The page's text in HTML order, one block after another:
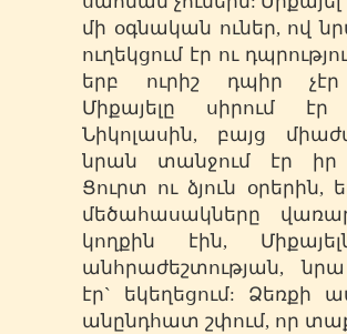
մի օգնական ուներ, ով
ուղեկցում էր ու
երբ ուրիշ դպիր չէր
Միքայելը սիրում
Նիկոլասին, բայց
նրան տանջում էր իր
Ցուրտ ու ձյուն օրերին,
մեծահասակները
կողքին էին,
անհրաժեշտության,
էր` եկեղեցում: Ձեռքի
անընդհատ շփում, որ